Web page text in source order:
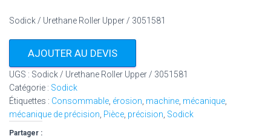
Sodick / Urethane Roller Upper / 3051581
AJOUTER AU DEVIS
UGS : Sodick / Urethane Roller Upper / 3051581
Catégorie : Sodick
Étiquettes : Consommable érosion machine mécanique
mécanique de précision Pièce précision Sodick
Partager :